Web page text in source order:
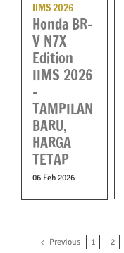
IIMS 2026
Honda BR-
V N7X
Edition
IIMS 2026
–
TAMPILAN
BARU,
HARGA
TETAP
06 Feb 2026
Previous 1 2